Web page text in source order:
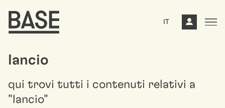
IT
lancio
qui trovi tutti i contenuti relativi a
"lancio"